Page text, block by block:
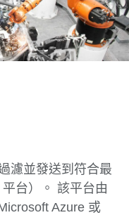
濾並發送到符合最
台）。 該平台由
Azure 或